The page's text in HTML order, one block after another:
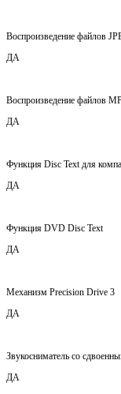
Воспроизведение файлов
ДА
Воспроизведение файлов
ДА
Функция Disc Text для
ДА
Функция DVD Disc Text
ДА
Механизм Precision Drive 3
ДА
Звукосниматель со
ДА